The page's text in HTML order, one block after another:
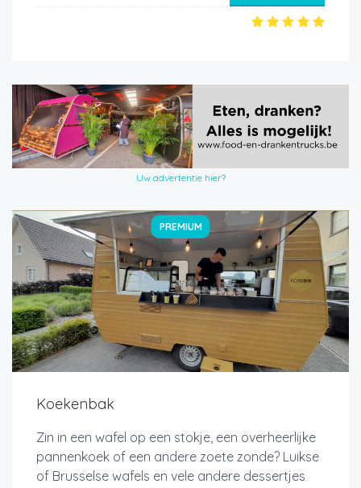
Uw advertentie hier?
PREMIUM
Koekenbak
Zin in een wafel op een stokje, een overheerlijke
pannenkoek of een andere zoete zonde? Luikse
of Brusselse wafels en vele andere dessertjes